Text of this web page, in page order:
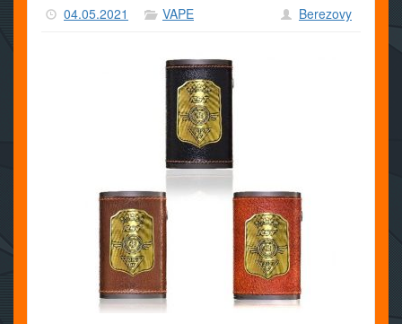
04.05.2021 VAPE Berezovy